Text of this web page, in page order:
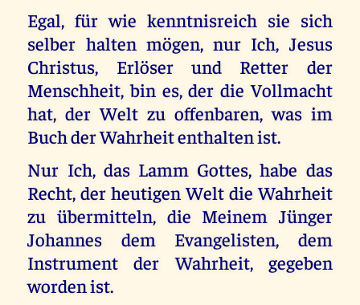
Egal, für wie kenntnisreich sie sich
selber halten mögen, nur Ich, Jesus
Christus, Erlöser und Retter der
Menschheit, bin es, der die Vollmacht
hat, der Welt zu offenbaren, was im
Buch der Wahrheit enthalten ist.
Nur Ich, das Lamm Gottes, habe das
Recht, der heutigen Welt die Wahrheit
zu übermitteln, die Meinem Jünger
Johannes dem Evangelisten, dem
Instrument der Wahrheit, gegeben
worden ist.